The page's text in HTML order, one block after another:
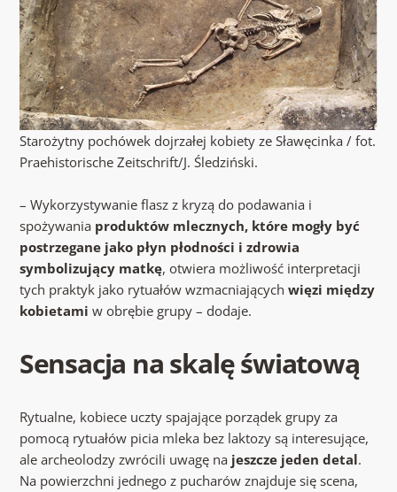
Starożytny pochówek dojrzałej kobiety ze Sławęcinka / fot.
Praehistorische Zeitschrift/J. Śledziński.
– Wykorzystywanie flasz z kryzą do podawania i
spożywania produktów mlecznych, które mogły być
postrzegane jako płyn płodności i zdrowia
symbolizujący matkę, otwiera możliwość interpretacji
tych praktyk jako rytuałów wzmacniających więzi między
kobietami w obrębie grupy – dodaje.
Sensacja na skalę światową
Rytualne, kobiece uczty spajające porządek grupy za
pomocą rytuałów picia mleka bez laktozy są interesujące,
ale archeolodzy zwrócili uwagę na jeszcze jeden detal.
Na powierzchni jednego z pucharów znajduje się scena,